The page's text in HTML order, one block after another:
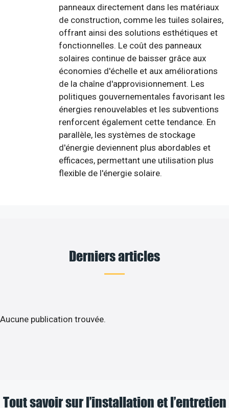
panneaux directement dans les matériaux
de construction, comme les tuiles solaires,
offrant ainsi des solutions esthétiques et
fonctionnelles. Le coût des panneaux
solaires continue de baisser grâce aux
économies d'échelle et aux améliorations
de la chaîne d'approvisionnement. Les
politiques gouvernementales favorisant les
énergies renouvelables et les subventions
renforcent également cette tendance. En
parallèle, les systèmes de stockage
d'énergie deviennent plus abordables et
efficaces, permettant une utilisation plus
flexible de l'énergie solaire.
Derniers articles
Aucune publication trouvée.
Tout savoir sur l’installation et l’entretien